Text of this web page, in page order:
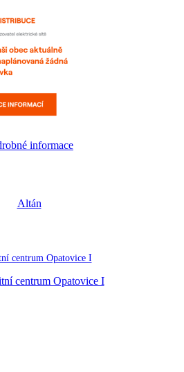
informace
Altán
centrum Opatovice I